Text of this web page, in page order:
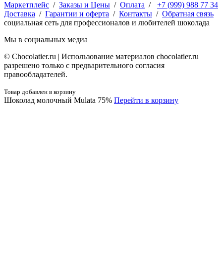
+7 (999) 988 77 34
Маркетплейс / Заказы и Цены / Оплата /
Доставка / Гарантии и оферта / Контакты / Обратная связь
социальная сеть для профессионалов и любителей шоколада
Мы в социальных медиа
© Сhocolatier.ru | Использование материалов chocolatier.ru
разрешено только с предварительного согласия
правообладателей.
Товар добавлен в корзину
Шоколад молочный Mulata 75% Перейти в корзину